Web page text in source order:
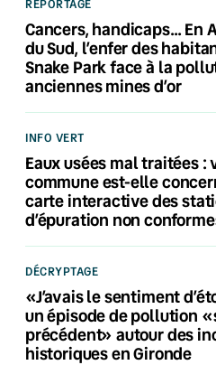
REPORTAGE
Cancers, handicaps… En
du Sud, l’enfer des
Snake Park face à la
anciennes mines d’or
INFO VERT
Eaux usées mal traitées :
commune est-elle
carte interactive des
d’épuration non
DÉCRYPTAGE
«J’avais le sentiment
un épisode de pollution
précédent» autour des
historiques en Gironde